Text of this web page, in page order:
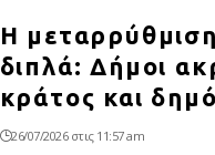
Η
διπλά: Δήμοι
κράτος και
26/07/2026 στις 11:57 am